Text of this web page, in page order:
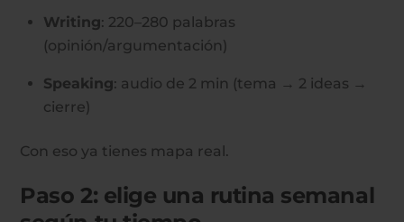
Writing: 220–280 palabras
(opinión/argumentación)
Speaking: audio de 2 min (tema → 2 ideas →
cierre)
Con eso ya tienes mapa real.
Paso 2: elige una rutina semanal